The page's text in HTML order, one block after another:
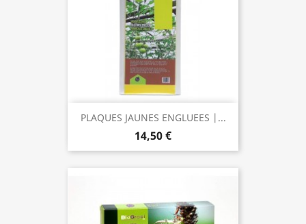
PLAQUES JAUNES ENGLUEES |...
14,50 €